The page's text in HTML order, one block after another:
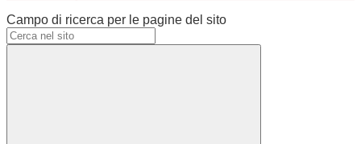
Campo di ricerca per le pagine del sito